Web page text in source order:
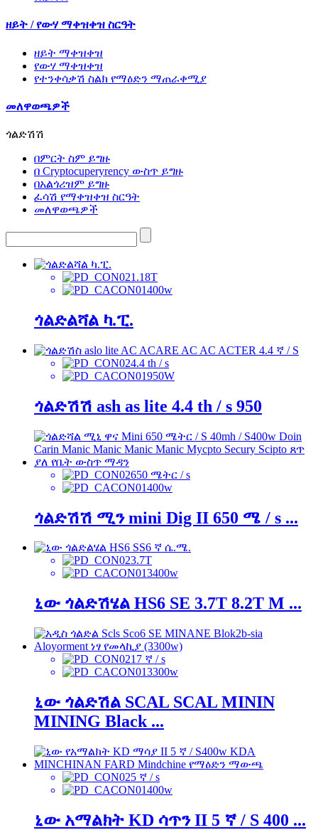
ዘይት / የውሃ ማቀዝቀዝ ስርዓት
ዘይት ማቀዝቀዝ
የውሃ ማቀዝቀዝ
የተንቀሳቃሽ ስልክ የማዕድን ማጠራቀሚያ
መለዋወጫዎች
ጎልድሽሽ
በምርት ስም ይግዙ
በ Cryptocuperyrency ውስጥ ይግዙ
በአልጎሪዝም ይግዙ
ፈሳሽ የማቀዝቀዝ ስርዓት
መለዋወጫዎች
1.18T
400w
ጎልድልሻል ካ.ፒ.
4.4 th / s
950W
ጎልድሽሽ ash as lite 4.4 th / s 950
650 ሜትር / s
400w
ጎልድሽሽ ሚን mini Dig II 650 ሜ / s ...
3.7T
3400w
ኒው ጎልድሽሄል HS6 SE 3.7T 8.2T M ...
17 ኛ / s
3300w
ኒው ጎልድሽል SCAL SCAL MININ
MINING Black ...
5 ኛ / s
400w
ኒው አማልክት KD ሳጥን II 5 ኛ / S 400 ...